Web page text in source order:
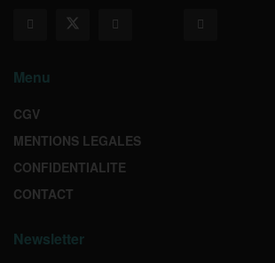
Menu
CGV
MENTIONS LEGALES
CONFIDENTIALITE
CONTACT
Newsletter